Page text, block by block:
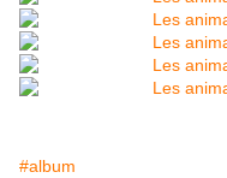
#album